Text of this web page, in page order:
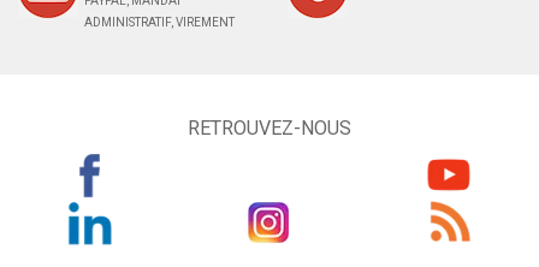
ADMINISTRATIF, VIREMENT
RETROUVEZ-NOUS